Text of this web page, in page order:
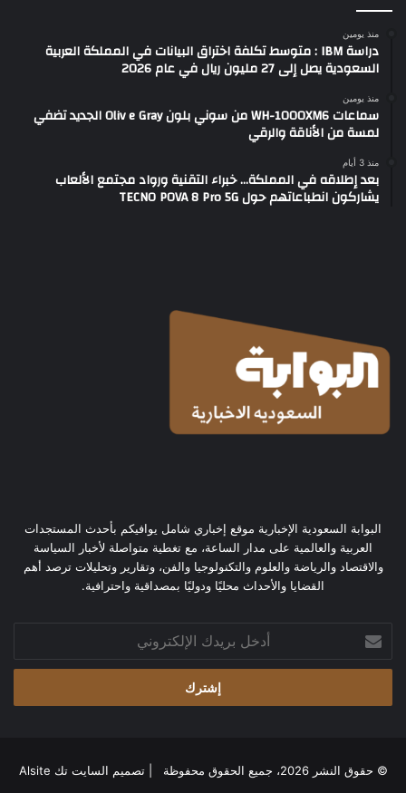
منذ يومين
دراسة IBM : متوسط تكلفة اختراق البيانات في المملكة العربية
السعودية يصل إلى 27 مليون ريال في عام 2026
منذ يومين
سماعات WH-1000XM6 من سوني بلون Oliv e Gray الجديد تضفي
لمسة من الأناقة والرقي
منذ 3 أيام
بعد إطلاقه في المملكة… خبراء التقنية ورواد مجتمع الألعاب
يشاركون انطباعاتهم حول TECNO POVA 8 Pro 5G
البوابة السعودية الإخبارية موقع إخباري شامل يوافيكم بأحدث المستجدات
العربية والعالمية على مدار الساعة، مع تغطية متواصلة لأخبار السياسة
والاقتصاد والرياضة والعلوم والتكنولوجيا والفن، وتقارير وتحليلات ترصد أهم
القضايا والأحداث محليًا ودوليًا بمصداقية واحترافية.
بريدك
الإلكتروني
© حقوق النشر 2026، جميع الحقوق محفوظة | تصميم
السايت تك Alsite